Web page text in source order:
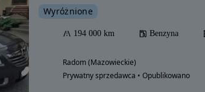
Wyróżnione
194 000 km Benzyna
Radom (Mazowieckie)
Prywatny sprzedawca • Opublikowano